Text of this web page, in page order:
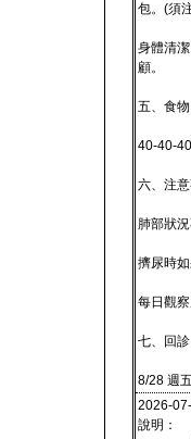
包。(須
身體清
顧。
五、食物
40-40-
六、注
肺部狀
擠尿時
每日觀察
七、回診
8/28 週
2026-
說明：